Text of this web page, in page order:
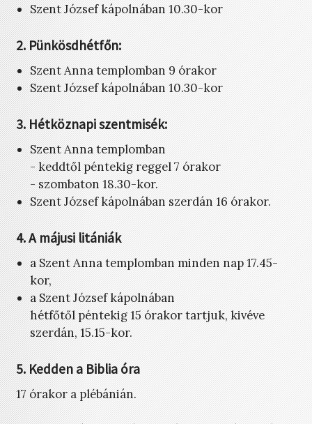
Szent József kápolnában 10.30-kor
2. Pünkösdhétfőn:
Szent Anna templomban 9 órakor
Szent József kápolnában 10.30-kor
3. Hétköznapi szentmisék:
Szent Anna templomban
- keddtől péntekig reggel 7 órakor
- szombaton 18.30-kor.
Szent József kápolnában szerdán 16 órakor.
4. A májusi litániák
a Szent Anna templomban minden nap 17.45-
kor,
a Szent József kápolnában
hétfőtől péntekig 15 órakor tartjuk, kivéve
szerdán, 15.15-kor.
5. Kedden a Biblia óra
17 órakor a plébánián.